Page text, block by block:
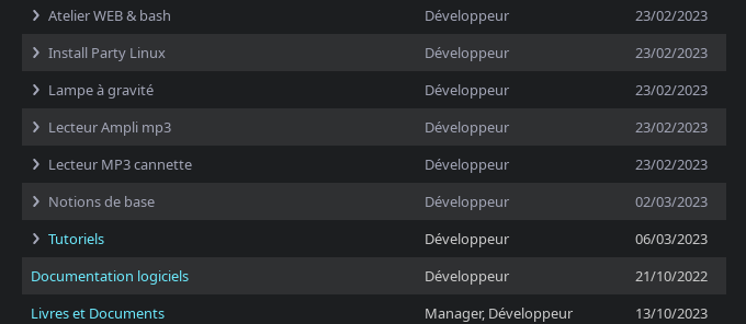
Atelier WEB & bash
Développeur
23/02/2023
Install Party Linux
Développeur
23/02/2023
Lampe à gravité
Développeur
23/02/2023
Lecteur Ampli mp3
Développeur
23/02/2023
Lecteur MP3 cannette
Développeur
23/02/2023
Notions de base
Développeur
02/03/2023
Tutoriels
Développeur
06/03/2023
Documentation logiciels
Développeur
21/10/2022
Livres et Documents
Manager, Développeur
13/10/2023